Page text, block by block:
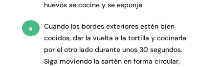
huevos se cocine y se esponje.
Cuando los bordes exteriores estén bien
cocidos, dar la vuelta a la tortilla y cocinarla
por el otro lado durante unos 30 segundos.
Siga moviendo la sartén en forma circular,